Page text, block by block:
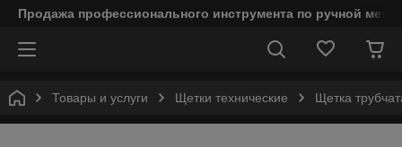
Продажа профессионального инструмента по ручной
Товары и услуги Щетки технические Щетка